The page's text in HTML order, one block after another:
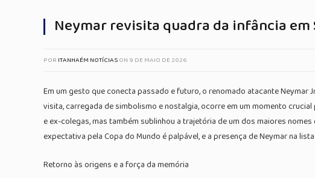
Neymar revisita quadra da infância em
POR ITANHAÉM NOTÍCIASON 9 DE MAIO DE 2026
Em um gesto que conecta passado e futuro, o renomado atacante Neymar
visita, carregada de simbolismo e nostalgia, ocorre em um momento
e ex-colegas, mas também sublinhou a trajetória de um dos maiores
expectativa pela Copa do Mundo é palpável, e a presença de Neymar na
Retorno às origens e a força da memória